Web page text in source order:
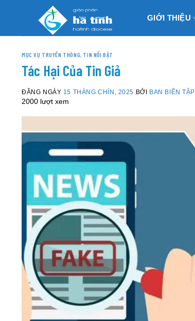
GIỚI THIỆU
MỤC VỤ TRUYỀN THÔNG, TIN NỔI BẬT
Tác Hại Của Tin Giả
ĐĂNG NGÀY 15 THÁNG CHÍN, 2025 BỞI BAN BIÊN TẬP
2000 lượt xem